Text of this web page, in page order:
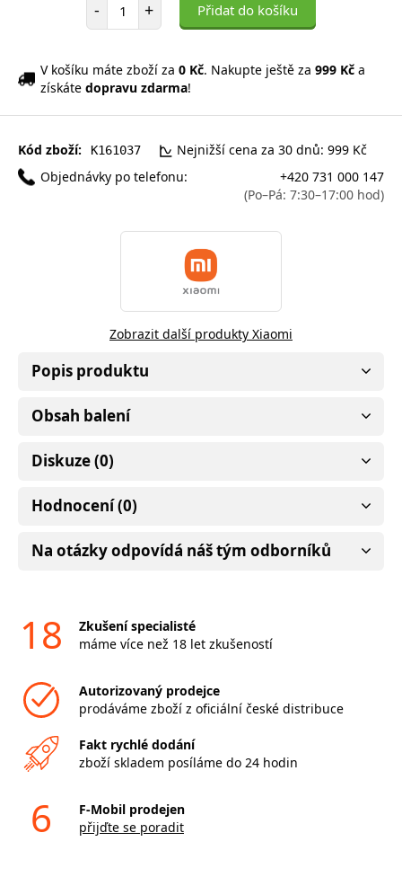
- + Přidat do košíku
V košíku máte zboží za 0 Kč. Nakupte ještě za 999 Kč a
získáte dopravu zdarma!
Kód zboží: K161037
Nejnižší cena za 30 dnů: 999 Kč
Objednávky po telefonu:
+420 731 000 147
(Po–Pá: 7:30–17:00 hod)
Zobrazit další produkty Xiaomi
Popis produktu
Obsah balení
Diskuze (0)
Hodnocení (0)
Na otázky odpovídá náš tým odborníků
18
Zkušení specialisté
máme více než 18 let zkušeností
Autorizovaný prodejce
prodáváme zboží z oficiální české distribuce
Fakt rychlé dodání
zboží skladem posíláme do 24 hodin
6
F-Mobil prodejen
přijďte se poradit